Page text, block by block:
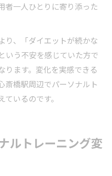
者一人ひとりに寄り添った
り、「ダイエットが続かな
いう不安を感じていた方で
ります。変化を実感できる
斎橋駅周辺でパーソナルト
いるのです。
ルトレーニング変